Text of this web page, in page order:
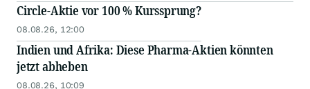
Circle-Aktie vor 100 % Kurssprung?
08.08.26, 12:00
Indien und Afrika: Diese Pharma-Aktien könnten
jetzt abheben
08.08.26, 10:09